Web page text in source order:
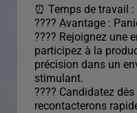
⏰ Temps de travail
????️ Avantage :
???? Rejoignez une
participez à la
précision dans un
stimulant.
???? Candidatez
recontacterons